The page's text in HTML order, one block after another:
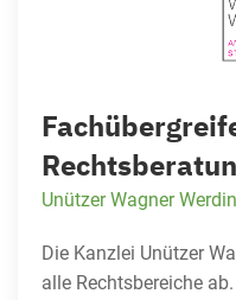
Unützer Wagner
Die Kanzlei Unützer
alle Rechtsbereiche